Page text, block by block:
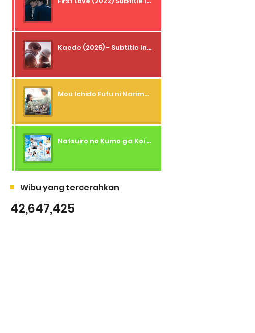
Kaede (2025) - Subtitle Indonesia
Mou Ichido Fufu ni Narimasu ka? (2026) - 01 Subtitle Indonesia
Natsuiro no Kumo ga Koi to Arashi wo Makiokosu (2026) - 01 Subtitle Indonesia
Wibu yang tercerahkan
42,647,425